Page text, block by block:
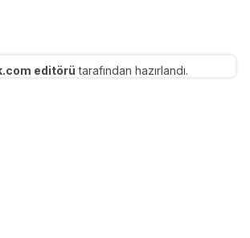
editörü tarafından hazırlandı.